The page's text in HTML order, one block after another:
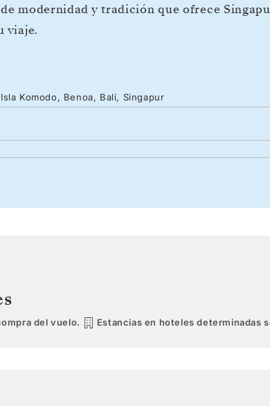
modernidad y tradición que ofrece
viaje.
Komodo, Benoa, Bali, Singapur
del vuelo. Estancias en hoteles determinadas